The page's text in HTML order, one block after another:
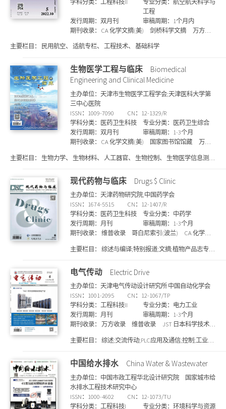
学科分类：工程科技II
专业分类：航空航天科学与
工程
发行周期：双月刊
审稿周期：1个月内
期刊收录： CA 化学文摘(美) 剑桥科学文摘
万方收
书馆馆藏
上海图书馆馆藏
JST 日本科学技术振兴机
主要栏目： 民用航空、 适航专栏、 工程技术、 基础科学
生物医学工程与临床
Biomedical
Engineering and Clinical Medicine
主办单位：天津市生物医学工程学会;天津医科大学第
三中心医院
ISSN：1009-7090
CN：12-1329/R
学科分类：医药卫生科技
专业分类：医药卫生综合
发行周期：双月刊
审稿周期：1-3个月
期刊收录： CA 化学文摘(美) 国家图书馆馆藏
万方
馆藏
Pж(AJ) 文摘杂志(俄) 知网收录
维普收录
主要栏目： 生物力学、 生物材料、 人工器官、 生物控制、 生物医学信息测量
生理、 骨科、 腔镜、 临床检验、 放射 （射频） 治疗、 人工器官和血液净
化、 医疗器械及普外、 神经微创、 干细胞治疗等
现代药物与临床 Drugs $ Clinic
主办单位：天津药物研究院,中国药学会
ISSN：1674-5515
CN：12-1407/R
学科分类：医药卫生科技
专业分类：中药学
发行周期：月刊
审稿周期：1-3个月
期刊收录： 维普收录 哥白尼索引(波兰)
CA 化学文
统计源核心期刊
知网收录 国家图书馆馆藏
SCD期
主要栏目： 综述与编译;特别报道;文摘;植物产品志专
电气传动 Electric Drive
主办单位：天津电气传动设计研究所 中国自动化学会
ISSN：1001-2095
CN：12-1067/TP
学科分类：工程科技II
专业分类：电力工业
发行周期：月刊
审稿周期：1-3个月
期刊收录： 万方收录 维普收录
JST 日本科学技术振
藏
北大核心期刊 知网收录 统计源核心期刊
剑
主要栏目： 综述;交流传动;PLC应用及通信;控制;工业应
中国给水排水 China Water & Wastewater
主办单位：中国市政工程华北设计研究院 国家城市给
水排水工程技术研究中心
ISSN：1000-4602
CN：12-1073/TU
学科分类：工程科技I
专业分类：环境科学与资源